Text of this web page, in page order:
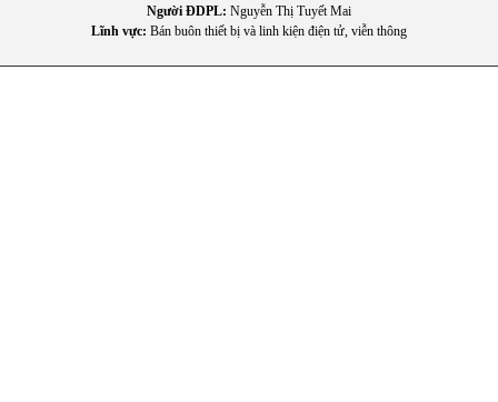
Không đun ấm khi không có nước
Không chạm vào thân ấm khi đang hoạt động
Đặt ấm ở nơi khô ráo, thoáng mát
Người ĐDPL: Nguyễn Thị Tuyết Mai
Lĩnh vực: Bán buôn thiết bị và linh kiện điện tử, viễn thông